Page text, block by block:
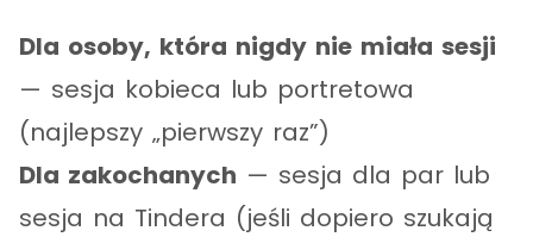
Dla osoby, która nigdy nie miała sesji
— sesja kobieca lub portretowa
(najlepszy „pierwszy raz”)
Dla zakochanych — sesja dla par lub
sesja na Tindera (jeśli dopiero szukają